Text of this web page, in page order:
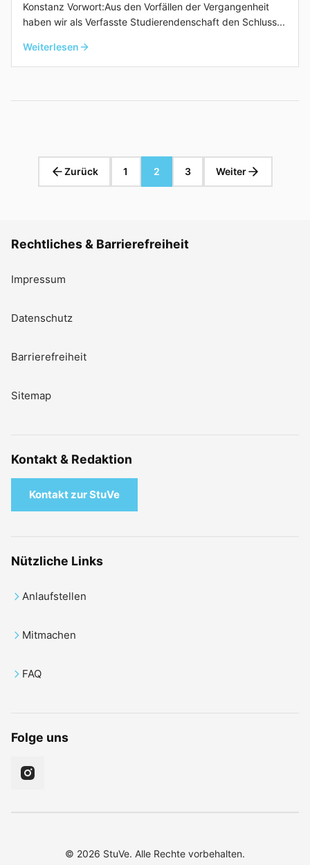
Konstanz Vorwort:Aus den Vorfällen der Vergangenheit
haben wir als Verfasste Studierendenschaft den Schluss...
Weiterlesen
Zurück 1 2 3 Weiter
Rechtliches & Barrierefreiheit
Impressum
Datenschutz
Barrierefreiheit
Sitemap
Kontakt & Redaktion
Kontakt zur StuVe
Nützliche Links
Anlaufstellen
Mitmachen
FAQ
Folge uns
© 2026 StuVe. Alle Rechte vorbehalten.